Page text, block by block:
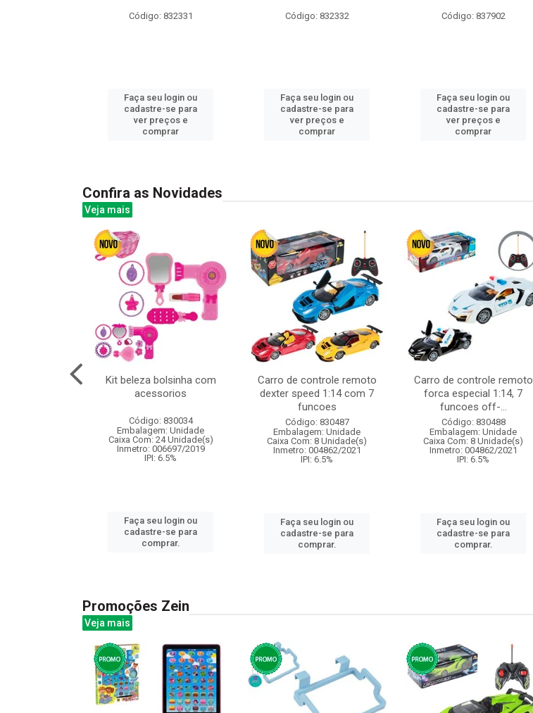
Código: 832331
Faça seu login ou
cadastre-se para
ver preços e
comprar
Código: 832332
Faça seu login ou
cadastre-se para
ver preços e
comprar
Código: 837902
Faça seu login ou
cadastre-se para
ver preços e
comprar
Confira as Novidades
Veja mais
Kit beleza bolsinha com
acessorios
Código: 830034
Embalagem: Unidade
Caixa Com: 24 Unidade(s)
Inmetro: 006697/2019
IPI: 6.5%
Faça seu login ou
cadastre-se para
comprar.
Carro de controle remoto
dexter speed 1:14 com 7
funcoes
Código: 830487
Embalagem: Unidade
Caixa Com: 8 Unidade(s)
Inmetro: 004862/2021
IPI: 6.5%
Faça seu login ou
cadastre-se para
comprar.
Carro de controle remoto
forca especial 1:14, 7
funcoes off-...
Código: 830488
Embalagem: Unidade
Caixa Com: 8 Unidade(s)
Inmetro: 004862/2021
IPI: 6.5%
Faça seu login ou
cadastre-se para
comprar.
Promoções Zein
Veja mais